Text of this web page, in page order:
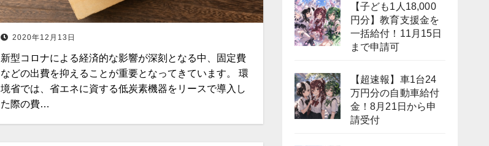
2020年12月13日
新型コロナによる経済的な影響が深刻となる中、固定費
などの出費を抑えることが重要となってきています。 環
境省では、省エネに資する低炭素機器をリースで導入し
た際の費…
【子ども1人18,000
円分】教育支援金を
一括給付！11月15日
まで申請可
【超速報】車1台24
万円分の自動車給付
金！8月21日から申
請受付